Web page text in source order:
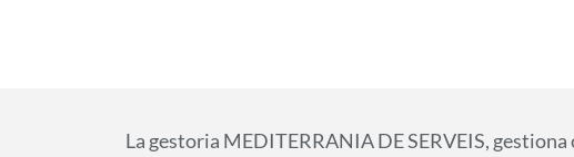
La gestoria MEDITERRANIA DE SERVEIS,